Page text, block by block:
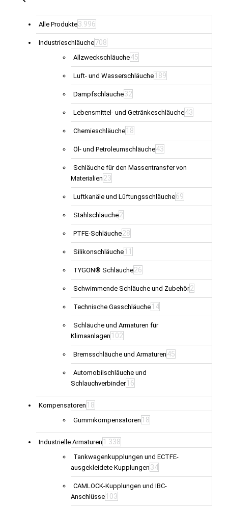
Alle Produkte3.996
Industrieschläuche708
Allzweckschläuche45
Luft- und Wasserschläuche 189
Dampfschläuche32
Lebensmittel- und Getränkeschläuche43
Chemieschläuche 18
Öl- und Petroleumschläuche43
Schläuche für den Massentransfer von
Materialien 23
Luftkanäle und Lüftungsschläuche69
Stahlschläuche2
PTFE-Schläuche28
Silikonschläuche 11
TYGON® Schläuche26
Schwimmende Schläuche und Zubehör2
Technische Gasschläuche 14
Schläuche und Armaturen für
Klimaanlagen 102
Bremsschläuche und Armaturen 45
Automobilschläuche und
Schlauchverbinder 16
Kompensatoren 18
Gummikompensatoren 18
Industrielle Armaturen 1.338
Tankwagenkupplungen und ECTFE-
ausgekleidete Kupplungen 34
CAMLOCK-Kupplungen und IBC-
Anschlüsse 103